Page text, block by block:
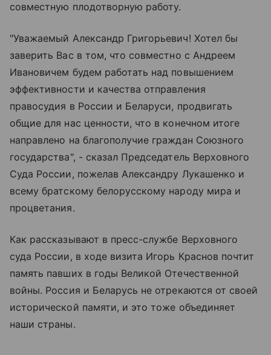
совместную плодотворную работу.
"Уважаемый Александр Григорьевич! Хотел бы
заверить Вас в том, что совместно с Андреем
Ивановичем будем работать над повышением
эффективности и качества отправления
правосудия в России и Беларуси, продвигать
общие для нас ценности, что в конечном итоге
направлено на благополучие граждан Союзного
государства", - сказал Председатель Верховного
Суда России, пожелав Александру Лукашенко и
всему братскому белорусскому народу мира и
процветания.
Как рассказывают в пресс-службе Верховного
суда России, в ходе визита Игорь Краснов почтит
память павших в годы Великой Отечественной
войны. Россия и Беларусь не отрекаются от своей
исторической памяти, и это тоже объединяет
наши страны.